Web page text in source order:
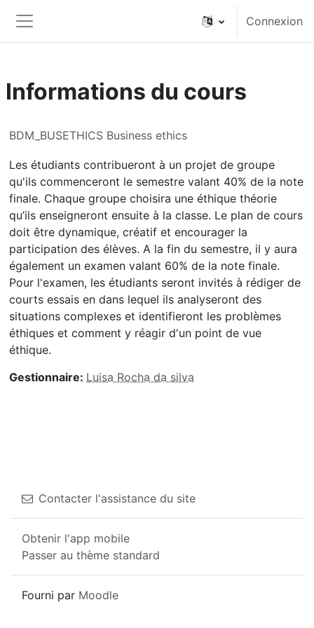
Panneau latéral
Connexion
Informations du cours
BDM_BUSETHICS Business ethics
Les étudiants contribueront à un projet de groupe
qu'ils commenceront le semestre valant 40% de la note
finale. Chaque groupe choisira une éthique théorie
qu’ils enseigneront ensuite à la classe. Le plan de cours
doit être dynamique, créatif et encourager la
participation des élèves. A la fin du semestre, il y aura
également un examen valant 60% de la note finale.
Pour l'examen, les étudiants seront invités à rédiger de
courts essais en dans lequel ils analyseront des
situations complexes et identifieront les problèmes
éthiques et comment y réagir d'un point de vue
éthique.
Gestionnaire: Luisa Rocha da silva
Contacter l'assistance du site
Obtenir l'app mobile
Passer au thème standard
Fourni par Moodle